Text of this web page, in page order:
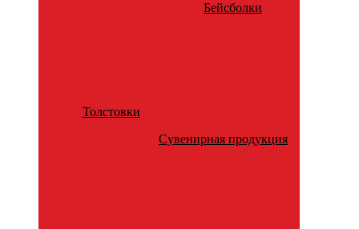
Бейсболки
Толстовки
Сувенирная продукция